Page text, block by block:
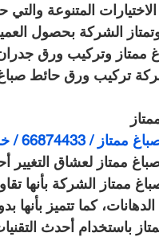
المتنوعة
الشركة بحصول
ممتاز وتركيب ورق
تركيب ورق حائط صباغ
/ خدمة 24 ساعة
ممتاز لعشاق التغيير
ممتاز الشركة بأنها
كما تتميز بأنها
باستخدام أحدث